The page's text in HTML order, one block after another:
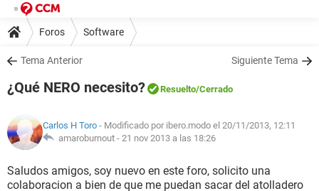
Foros Software
Tema Anterior Siguiente Tema
¿Qué NERO necesito? Resuelto/Cerrado
Carlos H Toro - Modificado por ibero.modo el 20/11/2013, 12:11
amaroburnout - 21 nov 2013 a las 18:26
Saludos amigos, soy nuevo en este foro, solicito una
colaboracion a bien de que me puedan sacar del atolladero